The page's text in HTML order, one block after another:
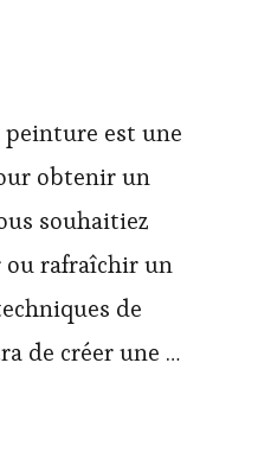
peinture est une
obtenir un
souhaitiez
ou rafraîchir un
de
de créer une …